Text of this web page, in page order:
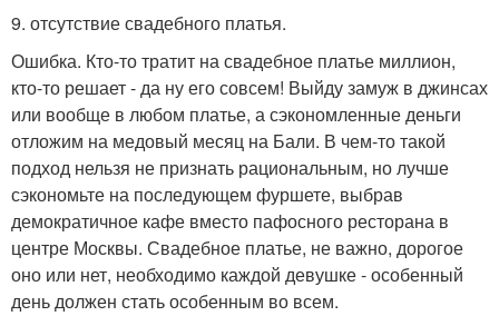
9. отсутствие свадебного платья.
Ошибка. Кто-то тратит на свадебное платье миллион,
кто-то решает - да ну его совсем! Выйду замуж в джинсах
или вообще в любом платье, а сэкономленные деньги
отложим на медовый месяц на Бали. В чем-то такой
подход нельзя не признать рациональным, но лучше
сэкономьте на последующем фуршете, выбрав
демократичное кафе вместо пафосного ресторана в
центре Москвы. Свадебное платье, не важно, дорогое
оно или нет, необходимо каждой девушке - особенный
день должен стать особенным во всем.